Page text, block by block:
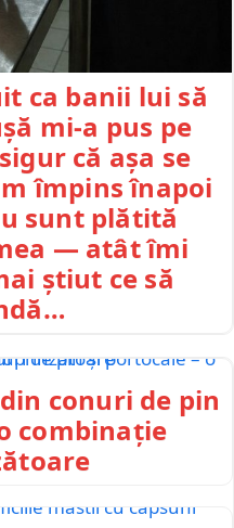
ca banii lui să
mi-a pus pe
că așa se
împins înapoi
sunt plătită
— atât îmi
știut ce să
conuri de pin
combinație